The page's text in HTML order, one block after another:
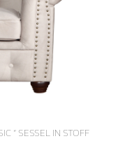
“ SESSEL IN STOFF